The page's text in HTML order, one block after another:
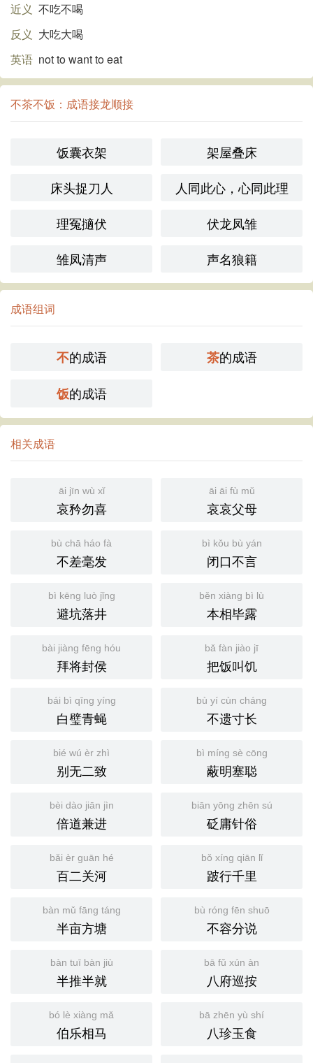
近义 不吃不喝
反义 大吃大喝
英语 not to want to eat
不茶不饭：成语接龙顺接
饭囊衣架
架屋叠床
床头捉刀人
人同此心，心同此理
理冤擿伏
伏龙凤雏
雏凤清声
声名狼籍
成语组词
不的成语 茶的成语
饭的成语
相关成语
āi jīn wù xǐ
哀矜勿喜
āi āi fù mǔ
哀哀父母
bù chā háo fà
不差毫发
bì kǒu bù yán
闭口不言
bì kēng luò jǐng
避坑落井
běn xiàng bì lù
本相毕露
bài jiàng fēng hóu
拜将封侯
bǎ fàn jiào jī
把饭叫饥
bái bì qīng yíng
白璧青蝇
bù yí cùn cháng
不遗寸长
bié wú èr zhì
别无二致
bì míng sè cōng
蔽明塞聪
bèi dào jiān jìn
倍道兼进
biān yōng zhēn sú
砭庸针俗
bǎi èr guān hé
百二关河
bǒ xíng qiān lǐ
跛行千里
bàn mǔ fāng táng
半亩方塘
bù róng fēn shuō
不容分说
bàn tuī bàn jiù
半推半就
bā fǔ xún àn
八府巡按
bó lè xiàng mǎ
伯乐相马
bā zhēn yù shí
八珍玉食